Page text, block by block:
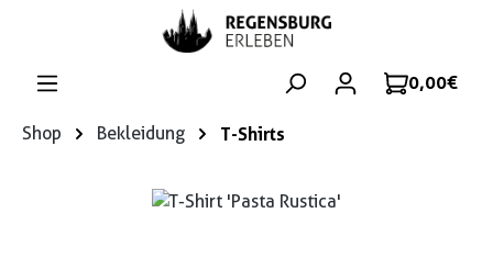
Zum Hauptinhalt springen
0,00 €
Shop Bekleidung T-Shirts
Bildergalerie überspringen